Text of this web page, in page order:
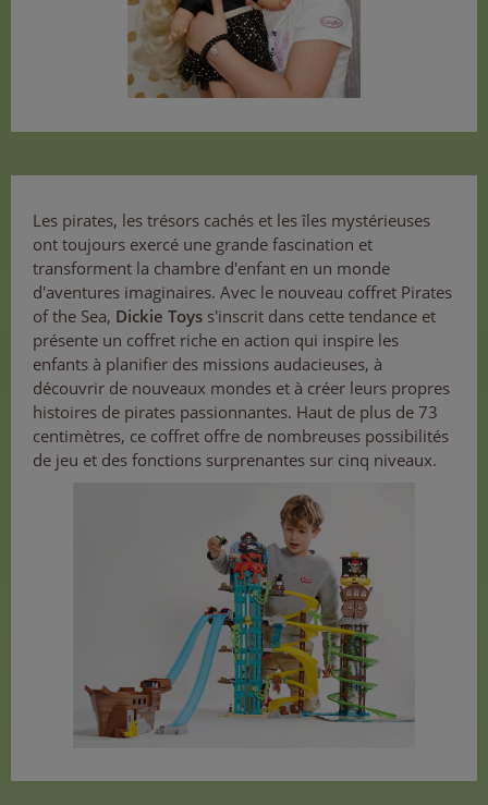
Les pirates, les trésors cachés et les îles mystérieuses
ont toujours exercé une grande fascination et
transforment la chambre d'enfant en un monde
d'aventures imaginaires. Avec le nouveau coffret Pirates
of the Sea, Dickie Toys s'inscrit dans cette tendance et
présente un coffret riche en action qui inspire les
enfants à planifier des missions audacieuses, à
découvrir de nouveaux mondes et à créer leurs propres
histoires de pirates passionnantes. Haut de plus de 73
centimètres, ce coffret offre de nombreuses possibilités
de jeu et des fonctions surprenantes sur cinq niveaux.